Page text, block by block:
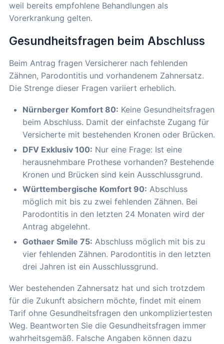
weil bereits empfohlene Behandlungen als
Vorerkrankung gelten.
Gesundheitsfragen beim Abschluss
Beim Antrag fragen Versicherer nach fehlenden
Zähnen, Parodontitis und vorhandenem Zahnersatz.
Die Strenge dieser Fragen variiert erheblich.
Nürnberger Komfort 80: Keine Gesundheitsfragen
beim Abschluss. Damit der einfachste Zugang für
Versicherte mit bestehenden Kronen oder Brücken.
DFV Exklusiv 100: Nur eine Frage: Ist eine
herausnehmbare Prothese vorhanden? Bestehende
Kronen und Brücken sind kein Ausschlussgrund.
Württembergische Komfort 90: Abschluss
möglich mit bis zu zwei fehlenden Zähnen. Bei
Parodontitis in den letzten 24 Monaten wird der
Antrag abgelehnt.
Gothaer Smile 75: Abschluss möglich mit bis zu
vier fehlenden Zähnen. Parodontitis in den letzten
drei Jahren ist ein Ausschlussgrund.
Wer bestehenden Zahnersatz hat und sich trotzdem
für die Zukunft absichern möchte, findet mit einem
Tarif ohne Gesundheitsfragen den unkompliziertesten
Weg. Beantworten Sie die Gesundheitsfragen immer
wahrheitsgemäß. Falsche Angaben können dazu